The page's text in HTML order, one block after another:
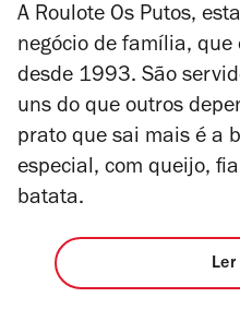
A Roulote Os Putos,
negócio de família,
desde 1993. São
uns do que outros
prato que sai mais é a
especial, com queijo,
batata.
Ler